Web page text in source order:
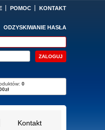
POMOC KONTAKT
ODZYSKIWANIE HASŁA
0
Kontakt